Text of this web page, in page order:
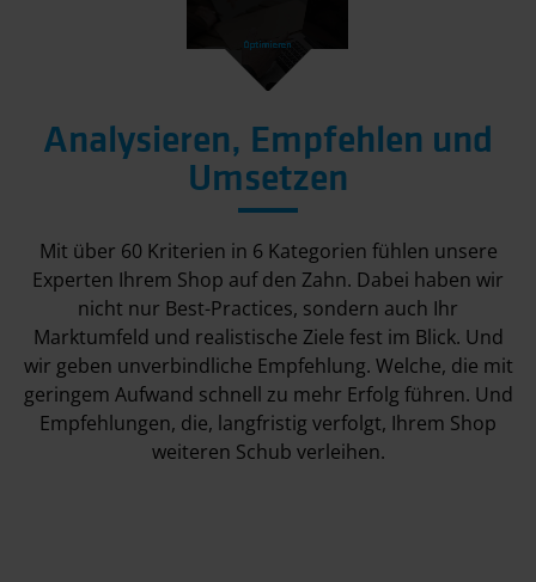
Analysieren, Empfehlen und
Umsetzen
Mit über 60 Kriterien in 6 Kategorien fühlen unsere
Experten Ihrem Shop auf den Zahn. Dabei haben wir
nicht nur Best-Practices, sondern auch Ihr
Marktumfeld und realistische Ziele fest im Blick. Und
wir geben unverbindliche Empfehlung. Welche, die mit
geringem Aufwand schnell zu mehr Erfolg führen. Und
Empfehlungen, die, langfristig verfolgt, Ihrem Shop
weiteren Schub verleihen.